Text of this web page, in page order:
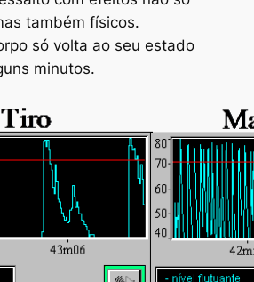
também físicos.
só volta ao seu estado
minutos.